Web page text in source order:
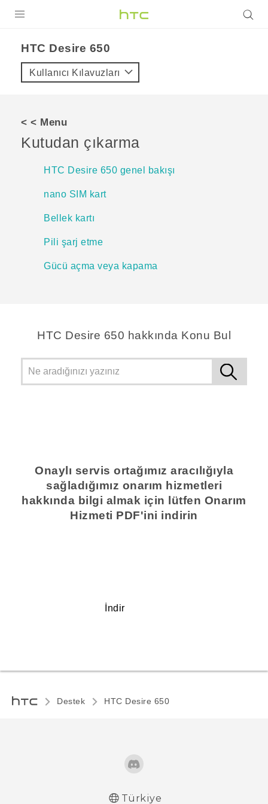
VIVE
VIVERSE
DESTEK
HTC Desire 650‎
Kullanıcı Kılavuzları
< < Menu
Kutudan çıkarma
HTC Desire 650 genel bakışı
nano SIM kart
Bellek kartı
Pili şarj etme
Gücü açma veya kapama
HTC Desire 650 hakkında Konu Bul
Onaylı servis ortağımız aracılığıyla
sağladığımız onarım hizmetleri
hakkında bilgi almak için lütfen Onarım
Hizmeti PDF'ini indirin
İndir
Destek HTC Desire 650‎
Türkiye